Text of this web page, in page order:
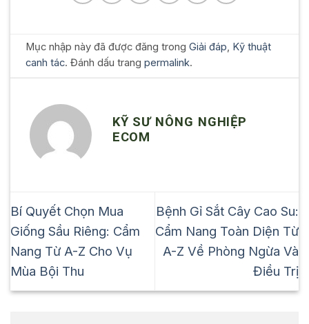
Mục nhập này đã được đăng trongGiải đáp, Kỹ thuật
canh tác. Đánh dấu trangpermalink.
KỸ SƯ NÔNG NGHIỆP
ECOM
Bí Quyết Chọn Mua
Giống Sầu Riêng: Cẩm
Nang Từ A-Z Cho Vụ
Mùa Bội Thu
Bệnh Gỉ Sắt Cây Cao Su:
Cẩm Nang Toàn Diện Từ
A-Z Về Phòng Ngừa Và
Điều Trị